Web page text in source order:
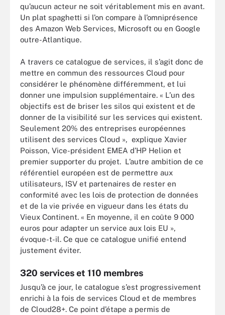
qu’aucun acteur ne soit véritablement mis en avant.
Un plat spaghetti si l’on compare à l’omniprésence
des Amazon Web Services, Microsoft ou en Google
outre-Atlantique.
A travers ce catalogue de services, il s’agit donc de
mettre en commun des ressources Cloud pour
considérer le phénomène différemment, et lui
donner une impulsion supplémentaire. « L’un des
objectifs est de briser les silos qui existent et de
donner de la visibilité sur les services qui existent.
Seulement 20% des entreprises européennes
utilisent des services Cloud », explique Xavier
Poisson, Vice-président EMEA d’HP Helion et
premier supporter du projet. L’autre ambition de ce
référentiel européen est de permettre aux
utilisateurs, ISV et partenaires de rester en
conformité avec les lois de protection de données
et de la vie privée en vigueur dans les états du
Vieux Continent. « En moyenne, il en coûte 9 000
euros pour adapter un service aux lois EU »,
évoque-t-il. Ce que ce catalogue unifié entend
justement éviter.
320 services et 110 membres
Jusqu’à ce jour, le catalogue s’est progressivement
enrichi à la fois de services Cloud et de membres
de Cloud28+. Ce point d’étape a permis de